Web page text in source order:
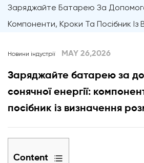
Заряджайте Батарею За
Компоненти, Кроки Та Посібник Із
Новини індустрії MAY 26,2026
Заряджайте батарею за
сонячної енергії:
посібник із визначення
Content